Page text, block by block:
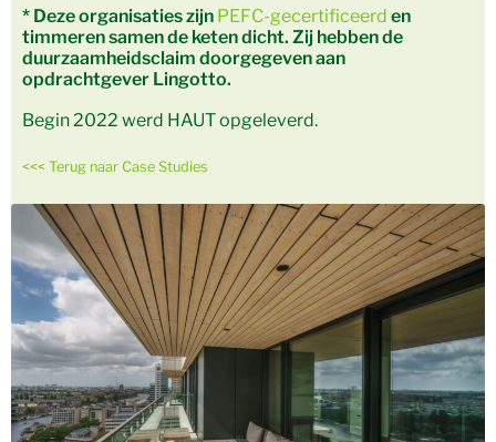
* Deze organisaties zijn PEFC-gecertificeerd en
timmeren samen de keten dicht. Zij hebben de
duurzaamheidsclaim doorgegeven aan
opdrachtgever Lingotto.
Begin 2022 werd HAUT opgeleverd.
<<< Terug naar Case Studies